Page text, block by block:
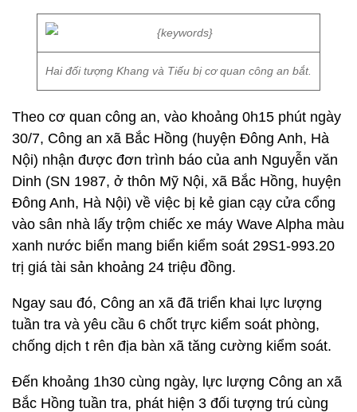
Hai đối tượng Khang và Tiếu bị cơ quan công an bắt.
Theo cơ quan công an, vào khoảng 0h15 phút ngày
30/7, Công an xã Bắc Hồng (huyện Đông Anh, Hà
Nội) nhận được đơn trình báo của anh Nguyễn văn
Dinh (SN 1987, ở thôn Mỹ Nội, xã Bắc Hồng, huyện
Đông Anh, Hà Nội) về việc bị kẻ gian cạy cửa cổng
vào sân nhà lấy trộm chiếc xe máy Wave Alpha màu
xanh nước biển mang biển kiểm soát 29S1-993.20
trị giá tài sản khoảng 24 triệu đồng.
Ngay sau đó, Công an xã đã triển khai lực lượng
tuần tra và yêu cầu 6 chốt trực kiểm soát phòng,
chống dịch t rên địa bàn xã tăng cường kiểm soát.
Đến khoảng 1h30 cùng ngày, lực lượng Công an xã
Bắc Hồng tuần tra, phát hiện 3 đối tượng trú cùng